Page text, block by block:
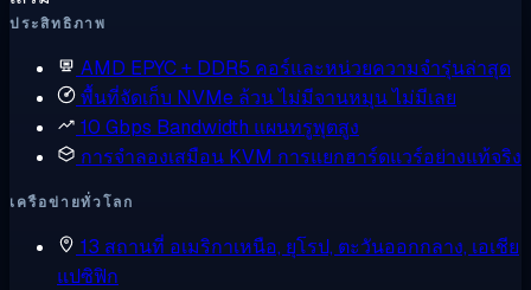
ประสิทธิภาพ
AMD EPYC + DDR5 คอร์และหน่วยความจำรุ่นล่าสุด
พื้นที่จัดเก็บ NVMe ล้วนไม่มีจานหมุน ไม่มีเลย
10 Gbps Bandwidth แผนทรูพุตสูง
การจำลองเสมือน KVM การแยกฮาร์ดแวร์อย่างแท้จริง
เครือข่ายทั่วโลก
13 สถานที่ อเมริกาเหนือ, ยุโรป, ตะวันออกกลาง, เอเชีย
แปซิฟิก